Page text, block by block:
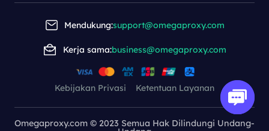
Mendukung:support@omegaproxy.com
Kerja sama:business@omegaproxy.com
Kebijakan Privasi Ketentuan Layanan
Omegaproxy.com © 2023 Semua Hak Dilindungi Undang-